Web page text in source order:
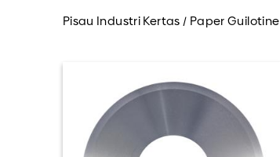
Pisau Industri Kertas / Paper Guilotine